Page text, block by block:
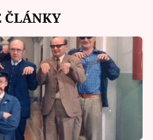
ČLÁNKY